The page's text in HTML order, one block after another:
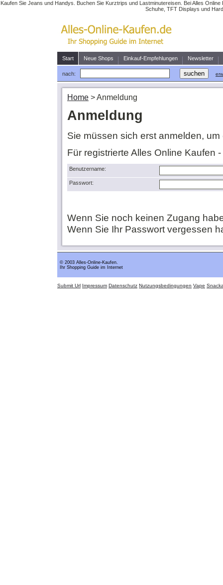
Kaufen Sie Jeans und Handys. Buchen Sie Kurztrips und Lastminutereisen. Bei Alles
Schuhe, TFT Displays und
Start Neue Shops Einkauf-Empfehlungen Newsletter
nach:
Home >Anmeldung
Anmeldung
Sie müssen sich erst anmelden,
Für registrierte Alles Online Kaufen
Benutzername:
Passwort:
Wenn Sie noch keinen Zugang
Wenn Sie Ihr Passwort vergessen
© 2003 Alles-Online-Kaufen.
Ihr Shopping Guide im Internet
Submit Url Impressum Datenschutz Nutzungsbedingungen Vape